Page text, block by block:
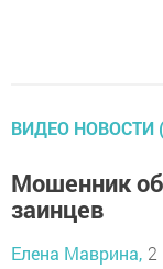
ВИДЕО НОВОСТИ
Мошенник
заинцев
Елена Маврина, 2